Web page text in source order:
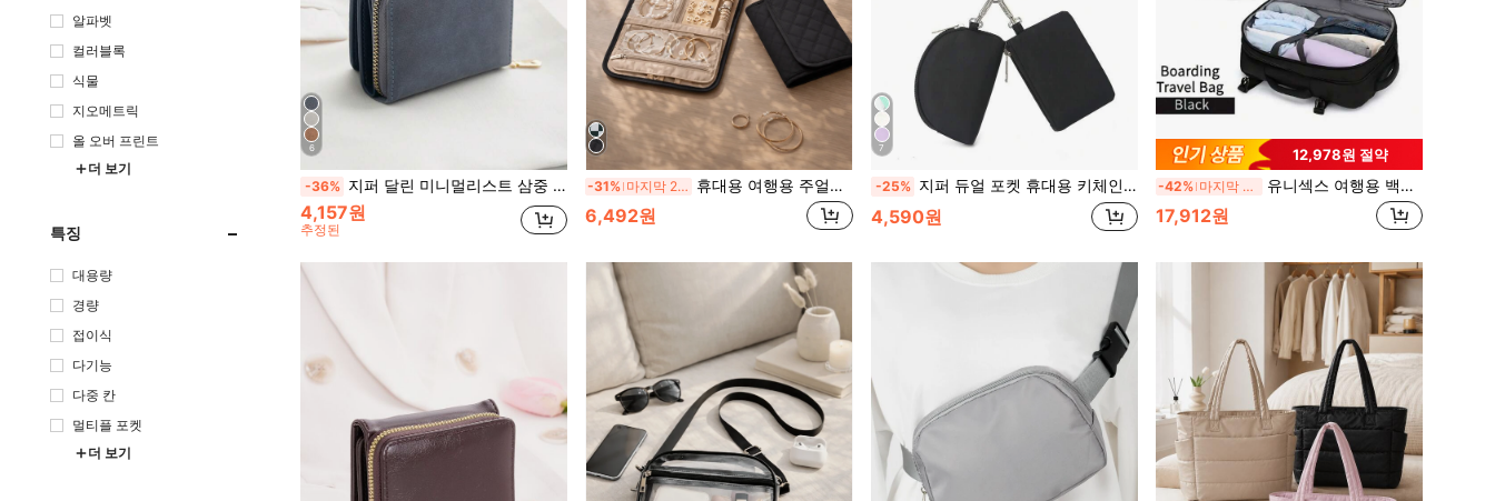
알파벳
컬러블록
식물
지오메트릭
올 오버 프린트
더 보기
특징
대용량
경량
접이식
다기능
다중 칸
멀티플 포켓
더 보기
6
-36% 지퍼 달린 미니멀리스트 삼중 접이식 얇고 가벼운 다층 휴대용 ID 카드 신용 카드 다용도 현금 미니멀리스트 패션 모던 비즈니스 발렌타인 데이 생일 선물 레이디 걸 걸 남성 선물 백 프레젠트 비즈니스 캐주얼 걸 지갑 지갑 작은 지갑
4,157원
추정된
-31% 마지막 2일 휴대용 여행용 주얼리 정리 케이스, 다중 칸막이 수납 가방, 반지, 귀걸이 & 목걸이용 투명 포켓
6,492원
7
-25% 지퍼 듀얼 포켓 휴대용 키체인 지갑, 여성용 포켓 지갑, 여성용 지갑, 미니 지갑, 클러치, 동전 지갑, 여행용 지갑
4,590원
12,978원 절약
-42% 마지막 3일 유니섹스 여행용 백팩 비즈니스/출퇴근/휴가/여행/대학용 다층 노트북 백팩
17,912원